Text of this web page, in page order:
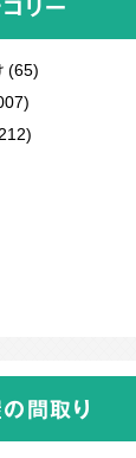
リー
(65)
間取り